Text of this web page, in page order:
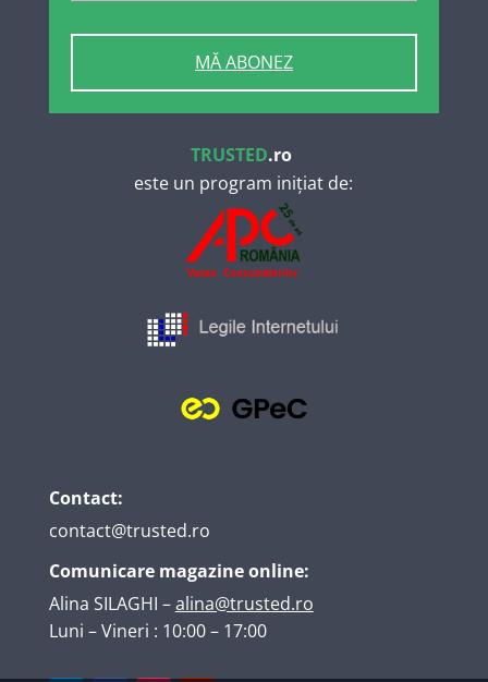
MĂ ABONEZ
TRUSTED.ro
este un program inițiat de:
Contact:
contact@trusted.ro
Comunicare magazine online:
Alina SILAGHI –alina@trusted.ro
Luni – Vineri : 10:00 – 17:00